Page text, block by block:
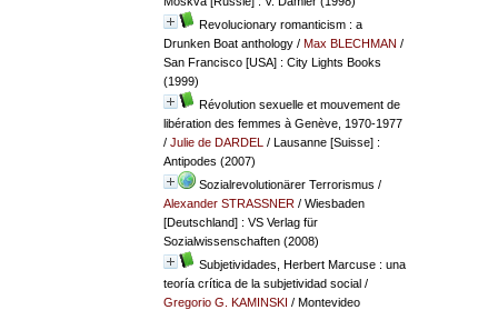
Revolucionary romanticism : a
Drunken Boat anthology/ Max BLECHMAN /
San Francisco [USA] : City Lights Books
(1999)
Révolution sexuelle et mouvement de
libération des femmes à Genève, 1970-1977
/ Julie de DARDEL / Lausanne [Suisse] :
Antipodes (2007)
Sozialrevolutionärer Terrorismus /
Alexander STRASSNER/ Wiesbaden
[Deutschland] : VS Verlag für
Sozialwissenschaften (2008)
Subjetividades, Herbert Marcuse : una
teoría crítica de la subjetividad social/
Gregorio G. KAMINSKI / Montevideo